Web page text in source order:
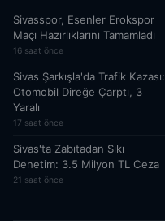
Sivasspor, Esenler Erokspor
Maçı Hazırlıklarını Tamamladı
16 saat önce
Sivas Şarkışla'da Trafik Kazası:
Otomobil Direğe Çarptı, 3
Yaralı
17 saat önce
Sivas'ta Zabıtadan Sıkı
Denetim: 3.5 Milyon TL Ceza
21 saat önce